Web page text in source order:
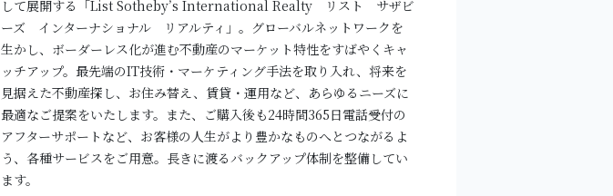
して展開する「List Sotheby’s International Realty リスト サザビ
ーズ インターナショナル リアルティ」。グローバルネットワークを
生かし、ボーダーレス化が進む不動産のマーケット特性をすばやくキャ
ッチアップ。最先端のIT技術・マーケティング手法を取り入れ、将来を
見据えた不動産探し、お住み替え、賃貸・運用など、あらゆるニーズに
最適なご提案をいたします。また、ご購入後も24時間365日電話受付の
アフターサポートなど、お客様の人生がより豊かなものへとつながるよ
う、各種サービスをご用意。長きに渡るバックアップ体制を整備してい
ます。